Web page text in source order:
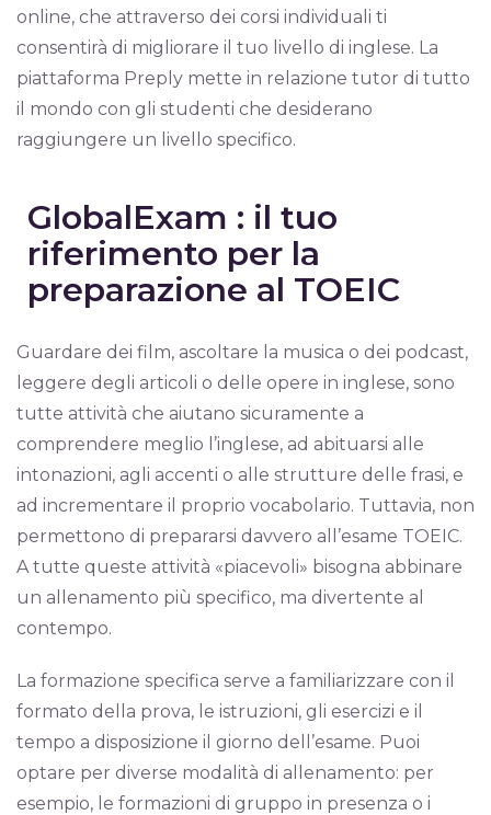
online, che attraverso dei corsi individuali ti
consentirà di migliorare il tuo livello di inglese. La
piattaforma Preply mette in relazione tutor di tutto
il mondo con gli studenti che desiderano
raggiungere un livello specifico.
GlobalExam : il tuo
riferimento per la
preparazione al TOEIC
Guardare dei film, ascoltare la musica o dei podcast,
leggere degli articoli o delle opere in inglese, sono
tutte attività che aiutano sicuramente a
comprendere meglio l’inglese, ad abituarsi alle
intonazioni, agli accenti o alle strutture delle frasi, e
ad incrementare il proprio vocabolario. Tuttavia, non
permettono di prepararsi davvero all’esame TOEIC.
A tutte queste attività «piacevoli» bisogna abbinare
un allenamento più specifico, ma divertente al
contempo.
La formazione specifica serve a familiarizzare con il
formato della prova, le istruzioni, gli esercizi e il
tempo a disposizione il giorno dell’esame. Puoi
optare per diverse modalità di allenamento: per
esempio, le formazioni di gruppo in presenza o i